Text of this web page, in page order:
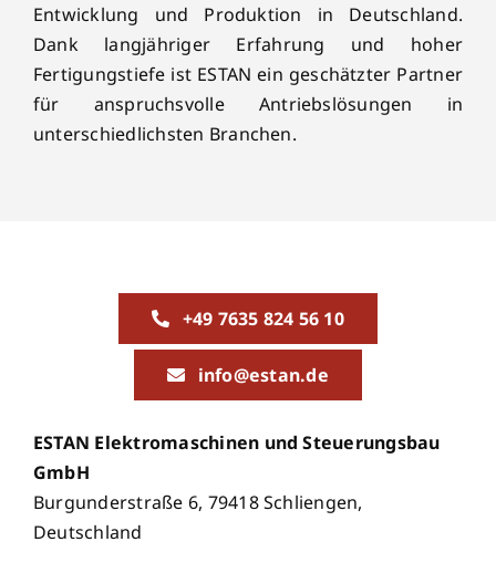
Entwicklung und Produktion in Deutschland.
Dank langjähriger Erfahrung und hoher
Fertigungstiefe ist ESTAN ein geschätzter Partner
für anspruchsvolle Antriebslösungen in
unterschiedlichsten Branchen.
+49 7635 824 56 10
info@estan.de
ESTAN Elektromaschinen und Steuerungsbau
GmbH
Burgunderstraße 6, 79418 Schliengen,
Deutschland